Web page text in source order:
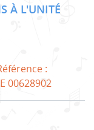
À L'UNITÉ
:
00628902